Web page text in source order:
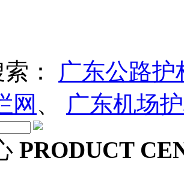
： 广东公路护
网 、 广东机场
PRODUCT